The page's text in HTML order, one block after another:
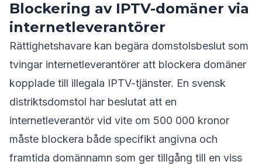
Blockering av IPTV-domäner via
internetleverantörer
Rättighetshavare kan begära domstolsbeslut som
tvingar internetleverantörer att blockera domäner
kopplade till illegala IPTV-tjänster. En svensk
distriktsdomstol har beslutat att en
internetleverantör vid vite om 500 000 kronor
måste blockera både specifikt angivna och
framtida domännamn som ger tillgång till en viss